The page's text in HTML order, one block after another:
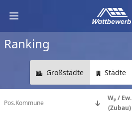
Ranking
Großstädte Städte
Pos.Kommune
Wₚ / Ew.
(Zubau)